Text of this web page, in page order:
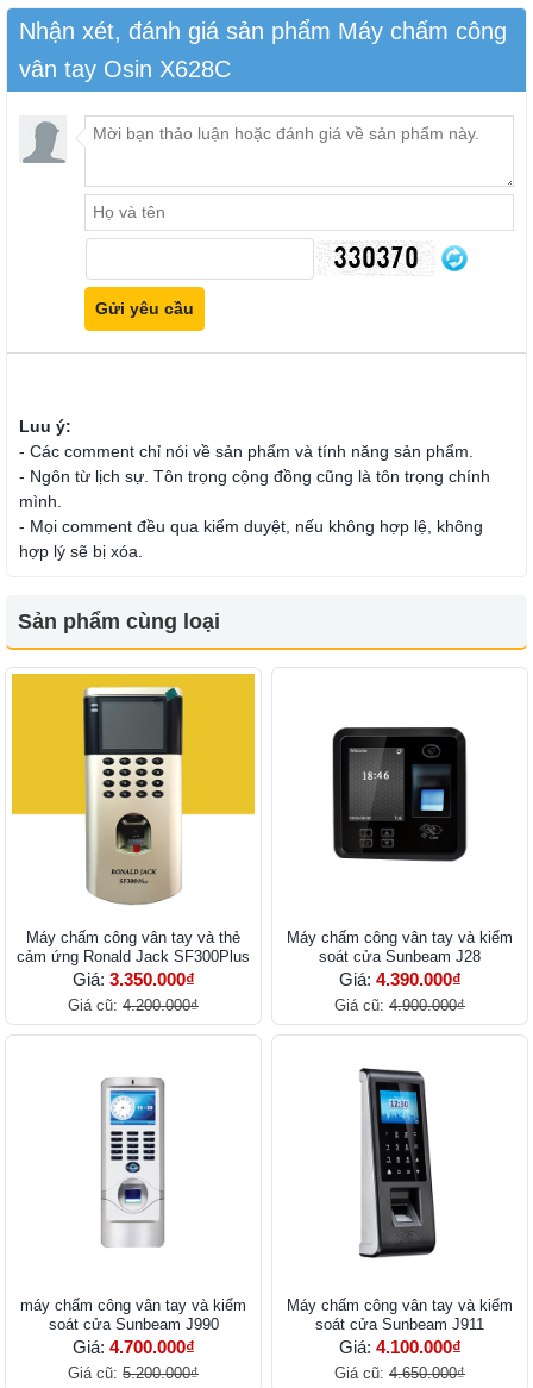
Nhận xét, đánh giá sản phẩm Máy chấm công
vân tay Osin X628C
Luu ý:
- Các comment chỉ nói về sản phẩm và tính năng sản phẩm.
- Ngôn từ lịch sự. Tôn trọng cộng đồng cũng là tôn trọng chính
mình.
- Mọi comment đều qua kiểm duyệt, nếu không hợp lệ, không
hợp lý sẽ bị xóa.
Sản phẩm cùng loại
Máy chấm công vân tay và thẻ
cảm ứng Ronald Jack SF300Plus
Giá: 3.350.000₫
Giá cũ: 4.200.000₫
Máy chấm công vân tay và kiểm
soát cửa Sunbeam J28
Giá: 4.390.000₫
Giá cũ: 4.900.000₫
máy chấm công vân tay và kiểm
soát cửa Sunbeam J990
Giá: 4.700.000₫
Giá cũ: 5.200.000₫
Máy chấm công vân tay và kiểm
soát cửa Sunbeam J911
Giá: 4.100.000₫
Giá cũ: 4.650.000₫